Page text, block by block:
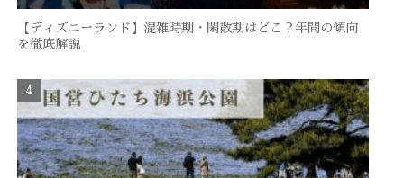
【ディズニーランド】混雑時期・閑散期はどこ？年間の傾向
を徹底解説